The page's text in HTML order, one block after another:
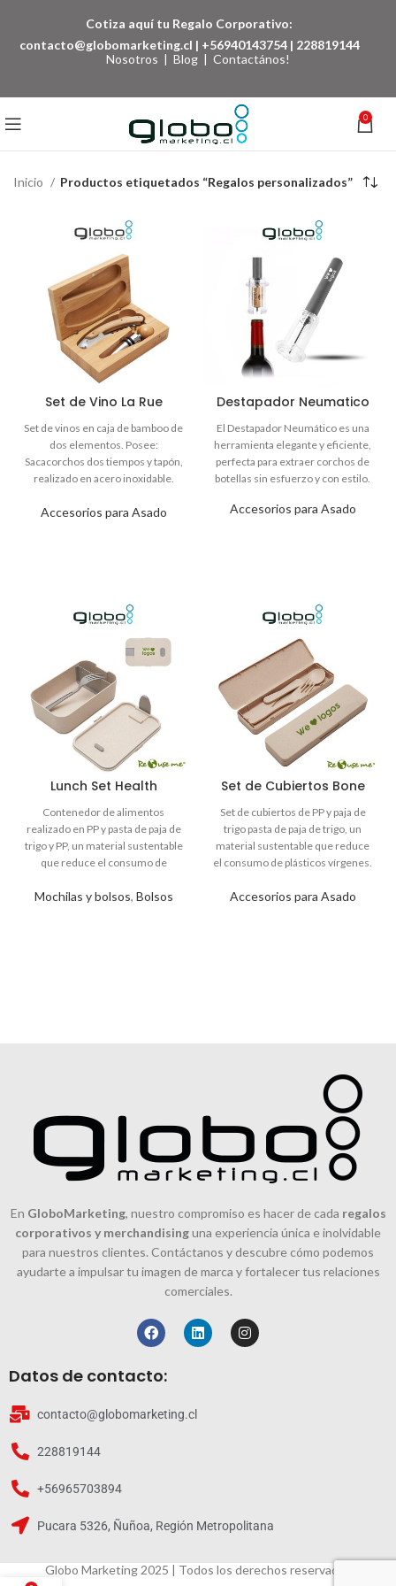
Cotiza aquí tu Regalo Corporativo:
contacto@globomarketing.cl | +56940143754 | 228819144
Nosotros | Blog | Contactános!
0
Inicio Productos etiquetados “Regalos personalizados”
Set de Vino La Rue
Accesorios para Asado
Destapador Neumatico
Accesorios para Asado
Lunch Set Health
Mochilas y bolsos, Bolsos
Set de Cubiertos Bone
Accesorios para Asado
En GloboMarketing, nuestro compromiso es hacer de cada regalos
corporativos y merchandisinguna experiencia única e inolvidable
para nuestros clientes. Contáctanos y descubre cómo podemos
ayudarte a impulsar tu imagen de marca y fortalecer tus relaciones
comerciales.
Datos de contacto:
contacto@globomarketing.cl
228819144
+56965703894
Pucara 5326, Ñuñoa, Región Metropolitana
Globo Marketing 2025 | Todos los derechos reservados